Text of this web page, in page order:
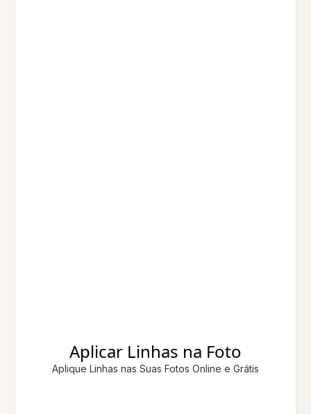
Aplicar Linhas na Foto
Aplique Linhas nas Suas Fotos Online e Grátis